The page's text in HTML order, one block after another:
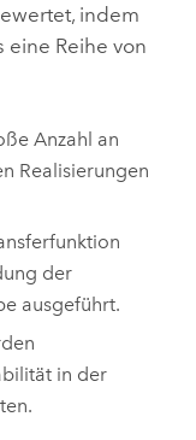
indem
Reihe von
Anzahl an
Realisierungen
der
ausgeführt.
in der